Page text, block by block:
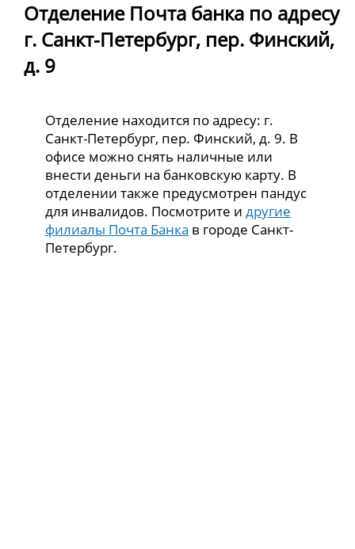
Отделение Почта банка по адресу
г. Санкт-Петербург, пер. Финский,
д. 9
Отделение находится по адресу: г.
Санкт-Петербург, пер. Финский, д. 9. В
офисе можно снять наличные или
внести деньги на банковскую карту. В
отделении также предусмотрен пандус
для инвалидов. Посмотрите идругие
филиалы Почта Банка в городе Санкт-
Петербург.